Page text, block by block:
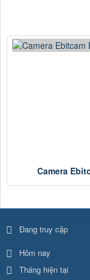
Camera
Đang truy cập
Hôm nay
Tháng hiện tại